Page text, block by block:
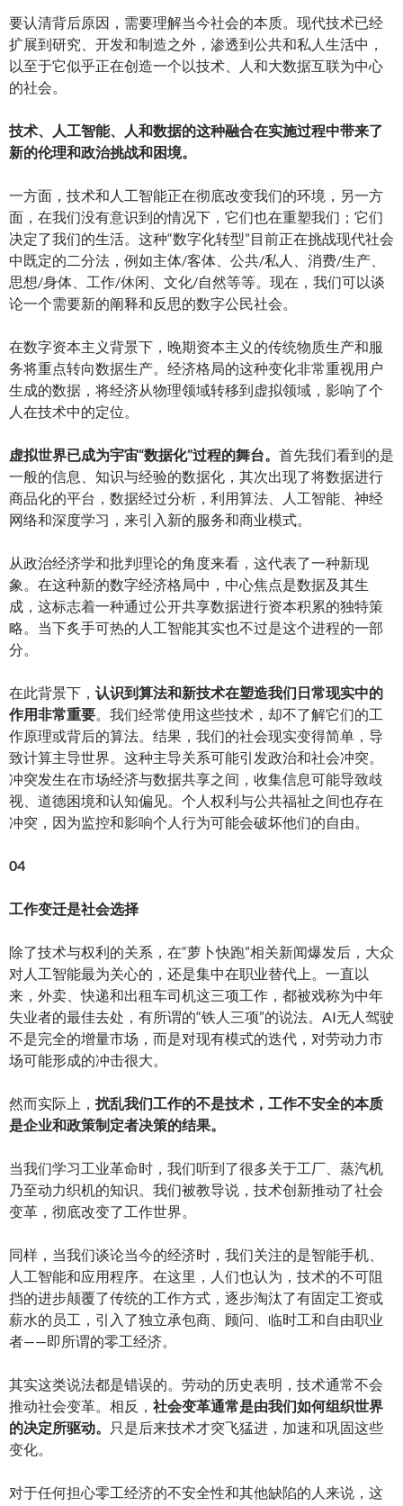
要认清背后原因，需要理解当今社会的本质。现代技术已经
扩展到研究、开发和制造之外，渗透到公共和私人生活中，
以至于它似乎正在创造一个以技术、人和大数据互联为中心
的社会。
技术、人工智能、人和数据的这种融合在实施过程中带来了
新的伦理和政治挑战和困境。
一方面，技术和人工智能正在彻底改变我们的环境，另一方
面，在我们没有意识到的情况下，它们也在重塑我们；它们
决定了我们的生活。这种“数字化转型”目前正在挑战现代社会
中既定的二分法，例如主体/客体、公共/私人、消费/生产、
思想/身体、工作/休闲、文化/自然等等。现在，我们可以谈
论一个需要新的阐释和反思的数字公民社会。
在数字资本主义背景下，晚期资本主义的传统物质生产和服
务将重点转向数据生产。经济格局的这种变化非常重视用户
生成的数据，将经济从物理领域转移到虚拟领域，影响了个
人在技术中的定位。
虚拟世界已成为宇宙“数据化”过程的舞台。 首先我们看到的是
一般的信息、知识与经验的数据化，其次出现了将数据进行
商品化的平台，数据经过分析，利用算法、人工智能、神经
网络和深度学习，来引入新的服务和商业模式。
从政治经济学和批判理论的角度来看，这代表了一种新现
象。在这种新的数字经济格局中，中心焦点是数据及其生
成，这标志着一种通过公开共享数据进行资本积累的独特策
略。当下炙手可热的人工智能其实也不过是这个进程的一部
分。
在此背景下， 认识到算法和新技术在塑造我们日常现实中的
作用非常重要。我们经常使用这些技术，却不了解它们的工
作原理或背后的算法。结果，我们的社会现实变得简单，导
致计算主导世界。这种主导关系可能引发政治和社会冲突。
冲突发生在市场经济与数据共享之间，收集信息可能导致歧
视、道德困境和认知偏见。个人权利与公共福祉之间也存在
冲突，因为监控和影响个人行为可能会破坏他们的自由。
04
工作变迁是社会选择
除了技术与权利的关系，在“萝卜快跑”相关新闻爆发后，大众
对人工智能最为关心的，还是集中在职业替代上。一直以
来，外卖、快递和出租车司机这三项工作，都被戏称为中年
失业者的最佳去处，有所谓的“铁人三项”的说法。AI无人驾驶
不是完全的增量市场，而是对现有模式的迭代，对劳动力市
场可能形成的冲击很大。
然而实际上， 扰乱我们工作的不是技术，工作不安全的本质
是企业和政策制定者决策的结果。
当我们学习工业革命时，我们听到了很多关于工厂、蒸汽机
乃至动力织机的知识。我们被教导说，技术创新推动了社会
变革，彻底改变了工作世界。
同样，当我们谈论当今的经济时，我们关注的是智能手机、
人工智能和应用程序。在这里，人们也认为，技术的不可阻
挡的进步颠覆了传统的工作方式，逐步淘汰了有固定工资或
薪水的员工，引入了独立承包商、顾问、临时工和自由职业
者——即所谓的零工经济。
其实这类说法都是错误的。劳动的历史表明，技术通常不会
推动社会变革。相反， 社会变革通常是由我们如何组织世界
的决定所驱动。
只是后来技术才突飞猛进，加速和巩固这些
变化。
对于任何担心零工经济的不安全性和其他缺陷的人来说，这